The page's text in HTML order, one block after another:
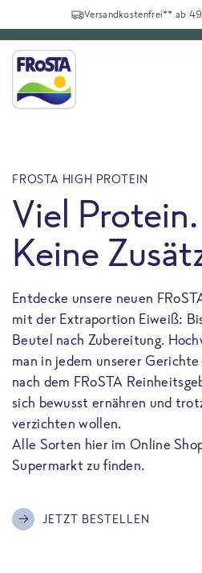
Versandkostenfrei** ab
FROSTA HIGH PROTEIN
Viel Protein.
Keine
Entdecke unsere neuen
mit der Extraportion Eiweiß:
Beutel nach Zubereitung.
man in jedem unserer
nach dem FRoSTA
sich bewusst ernähren und
verzichten wollen.
Alle Sorten hier im Online
Supermarkt zu finden.
JETZT BESTELLEN